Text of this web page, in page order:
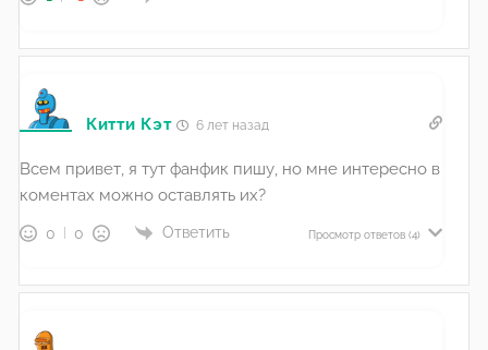
Китти Кэт 6 лет назад
Всем привет, я тут фанфик пишу, но мне интересно в
коментах можно оставлять их?
0 0 Ответить Просмотр ответов (4)